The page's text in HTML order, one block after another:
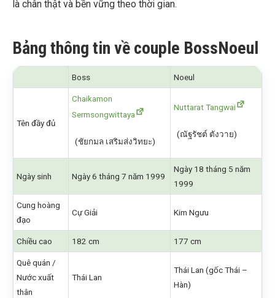
là chân thật và bền vững theo thời gian.
Bảng thông tin về couple BossNoeul
Boss Noeul
Tên đầy đủ
Chaikamon
Sermsongwittaya
(ชัยกมล เสริมส่งวิทยะ)
Nuttarat Tangwai
(ณัฐรัชต์ ตังวาย)
Ngày sinh Ngày 6 tháng 7 năm 1999
Ngày 18 tháng 5 năm
1999
Cung hoàng
đạo
Cự Giải Kim Ngưu
Chiều cao 182 cm 177 cm
Quê quán /
Nước xuất
thân
Thái Lan
Thái Lan (gốc Thái –
Hàn)